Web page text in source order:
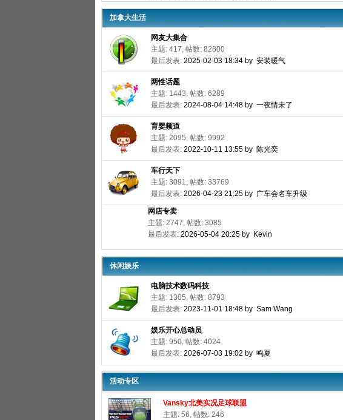
加拿大生活
网友大集合
主题: 417, 帖数: 82800
最后发表: 2025-02-03 18:34 by 安装暖气
两性话题
主题: 1443, 帖数: 6289
最后发表: 2024-08-04 14:48 by 一夜情未了
育婴频道
主题: 2095, 帖数: 9992
最后发表: 2022-10-11 13:55 by 陈光奕
车行天下
主题: 3091, 帖数: 33769
最后发表: 2026-04-23 21:25 by 广车会名车升级
网店专卖
主题: 2747, 帖数: 3085
最后发表: 2026-05-04 20:25 by Kevin
休闲娱乐
电脑技术数码科技
主题: 1305, 帖数: 8793
最后发表: 2023-11-01 18:48 by Sam Wang
娱乐开心总动员
主题: 950, 帖数: 4024
最后发表: 2026-07-03 19:02 by 鸣夏
活动专区
Vansky北美实况足球联盟
主题: 56, 帖数: 246